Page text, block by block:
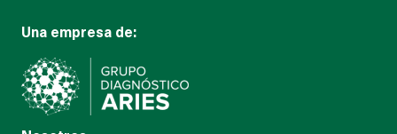
Una empresa de: